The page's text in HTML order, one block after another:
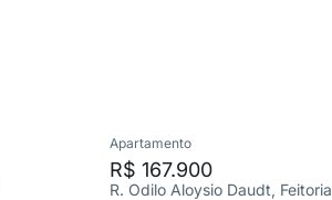
Apartamento
R$ 167.900
R. Odilo Aloysio Daudt, Feitoria